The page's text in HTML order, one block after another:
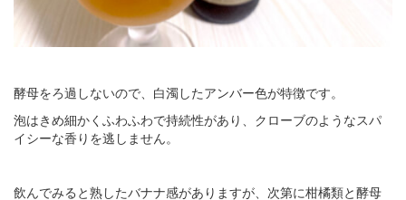
酵母をろ過しないので、白濁したアンバー色が特徴です。
泡はきめ細かくふわふわで持続性があり、クローブのようなスパ
イシーな香りを逃しません。
飲んでみると熟したバナナ感がありますが、次第に柑橘類と酵母